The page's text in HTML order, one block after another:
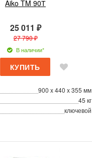
Aiko TM 90Т
25 011 ₽
27 790 ₽
В наличии*
900 x 440 x 355 мм
45 кг
ключевой